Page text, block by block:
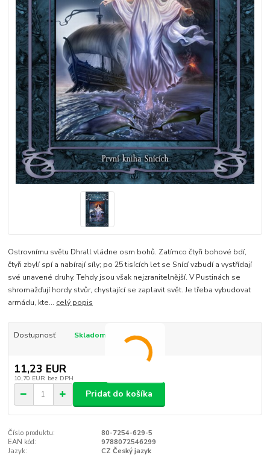
Ostrovnímu světu Dhrall vládne osm bohů. Zatímco čtyři bohové bdí,
čtyři zbylí spí a nabírají síly; po 25 tisících let se Snící vzbudí a vystřídají
své unavené druhy. Tehdy jsou však nejzranitelnější. V Pustinách se
shromažďují hordy stvůr, chystající se zaplavit svět. Je třeba vybudovat
armádu, kte... celý popis
Dostupnosť Skladom
11,23 EUR
10,70 EUR bez DPH
Pridať do košíka
Číslo produktu:
80-7254-629-5
EAN kód:
9788072546299
Jazyk:
CZ Český jazyk